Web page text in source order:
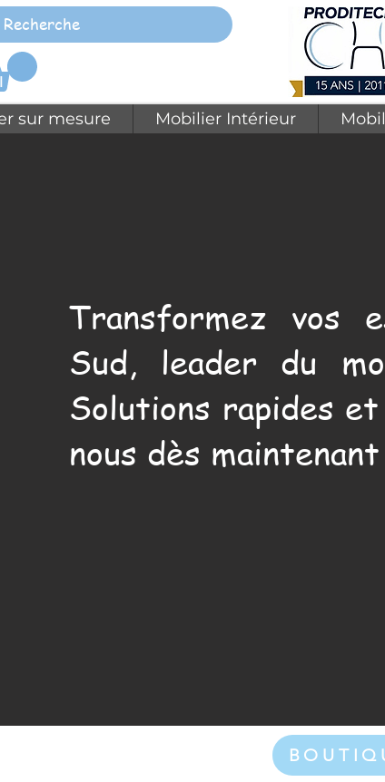
sur mesure Mobilier Intérieur
Transformez vos
Sud, leader du
Solutions rapides
nous dès